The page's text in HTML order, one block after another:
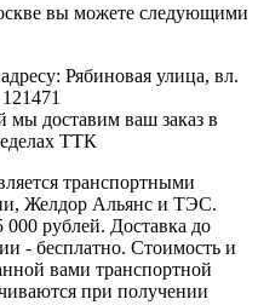
вы можете следующими
Рябиновая улица, вл.
мы доставим ваш заказ в
ТТК
транспортными
Желдор Альянс и ТЭС.
рублей. Доставка до
- бесплатно. Стоимость и
вами транспортной
при получении